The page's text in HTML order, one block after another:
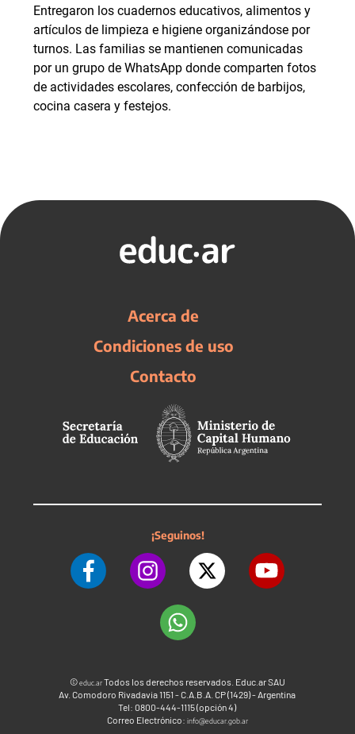
Entregaron los cuadernos educativos, alimentos y
artículos de limpieza e higiene organizándose por
turnos. Las familias se mantienen comunicadas
por un grupo de WhatsApp donde comparten fotos
de actividades escolares, confección de barbijos,
cocina casera y festejos.
Acerca de
Condiciones de uso
Contacto
¡Seguinos!
©educ.arTodos los derechos reservados. Educ.ar SAU
Av. Comodoro Rivadavia 1151 - C.A.B.A. CP (1429) - Argentina
Tel: 0800-444-1115 (opción 4)
Correo Electrónico: info@educar.gob.ar